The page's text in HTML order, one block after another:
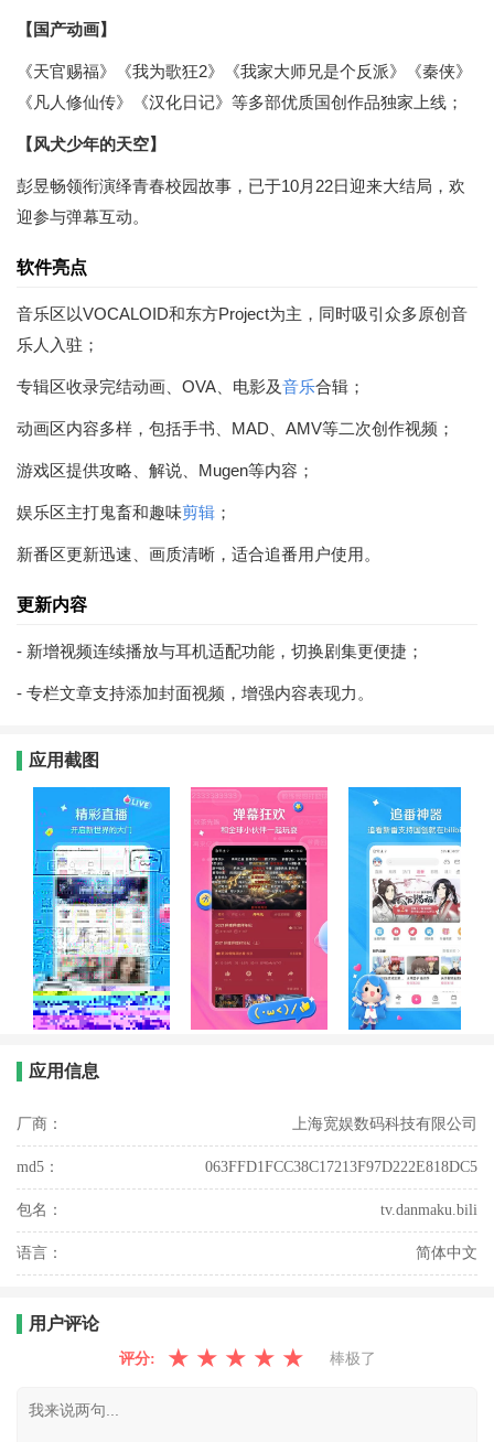
【国产动画】
《天官赐福》《我为歌狂2》《我家大师兄是个反派》《秦侠》
《凡人修仙传》《汉化日记》等多部优质国创作品独家上线；
【风犬少年的天空】
彭昱畅领衔演绎青春校园故事，已于10月22日迎来大结局，欢
迎参与弹幕互动。
软件亮点
音乐区以VOCALOID和东方Project为主，同时吸引众多原创音
乐人入驻；
专辑区收录完结动画、OVA、电影及音乐合辑；
动画区内容多样，包括手书、MAD、AMV等二次创作视频；
游戏区提供攻略、解说、Mugen等内容；
娱乐区主打鬼畜和趣味剪辑 ；
新番区更新迅速、画质清晰，适合追番用户使用。
更新内容
- 新增视频连续播放与耳机适配功能，切换剧集更便捷；
- 专栏文章支持添加封面视频，增强内容表现力。
应用截图
应用信息
厂商： 上海宽娱数码科技有限公司
md5： 063FFD1FCC38C17213F97D222E818DC5
包名： tv.danmaku.bili
语言： 简体中文
用户评论
评分: ★ ★ ★ ★ ★ 棒极了